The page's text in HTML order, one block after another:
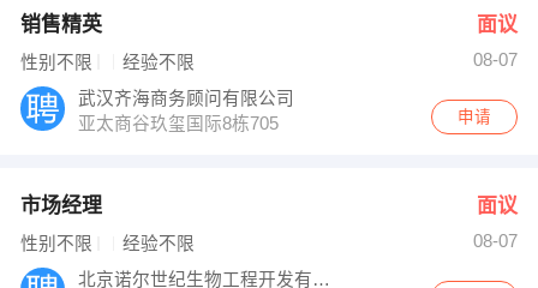
销售精英 面议
性别不限 经验不限
08-07
武汉齐海商务顾问有限公司
亚太商谷玖玺国际8栋705
申请
市场经理 面议
性别不限 经验不限
08-07
北京诺尔世纪生物工程开发有限公司